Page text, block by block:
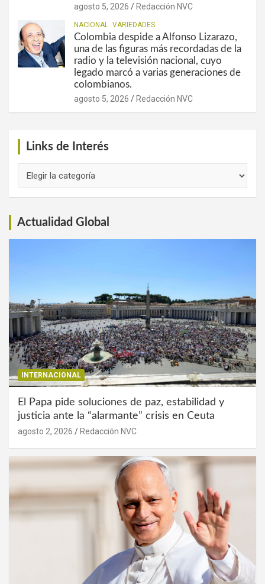
agosto 5, 2026 Redacción NVC
NACIONAL VARIEDADES
Colombia despide a Alfonso Lizarazo,
una de las figuras más recordadas de la
radio y la televisión nacional, cuyo
legado marcó a varias generaciones de
colombianos.
agosto 5, 2026 Redacción NVC
Links de Interés
Actualidad Global
INTERNACIONAL
El Papa pide soluciones de paz, estabilidad y
justicia ante la “alarmante” crisis en Ceuta
agosto 2, 2026 Redacción NVC